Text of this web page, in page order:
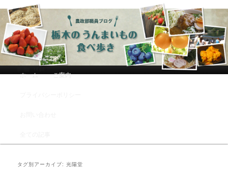
農政部職員ブログ「栃木のうんまい
もの食べ歩き」
メインコンテンツへ移動
サブコンテンツへ移動
ホーム ご案内
タグ別アーカイブ:光陽堂